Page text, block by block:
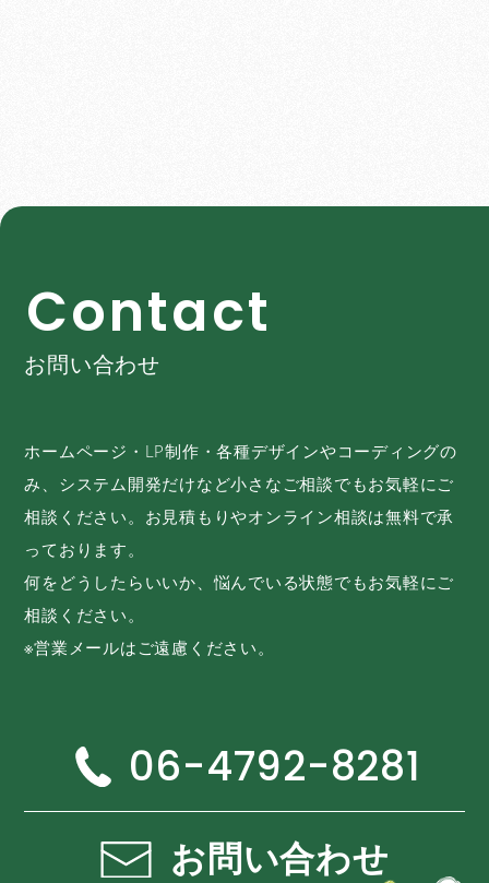
Contact
お問い合わせ
ホームページ・LP制作・各種デザインやコーディングの
み、システム開発だけなど小さなご相談でもお気軽にご
相談ください。お見積もりやオンライン相談は無料で承
っております。
何をどうしたらいいか、悩んでいる状態でもお気軽にご
相談ください。
※営業メールはご遠慮ください。
06-4792-8281
お問い合わせ